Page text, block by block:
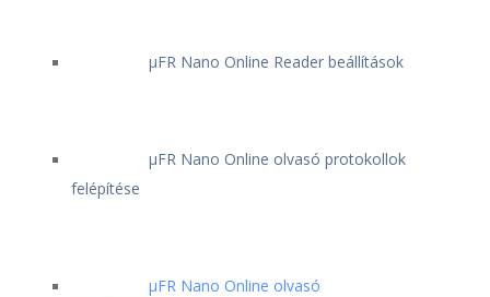
μFR Nano Online Reader beállítások
μFR Nano Online olvasó protokollok
felépítése
μFR Nano Online olvasó